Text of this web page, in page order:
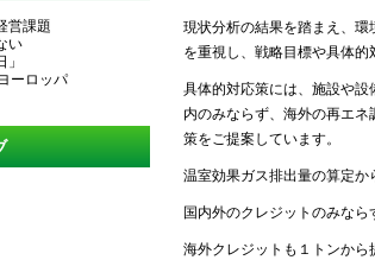
現状分析の結果を踏まえ、
を重視し、戦略目標や具体的
具体的対応策には、施設や
内のみならず、海外の再エ
策をご提案しています。
温室効果ガス排出量の算定か
国内外のクレジットのみなら
海外クレジットも１トンから
営課題
い
ーロッパ